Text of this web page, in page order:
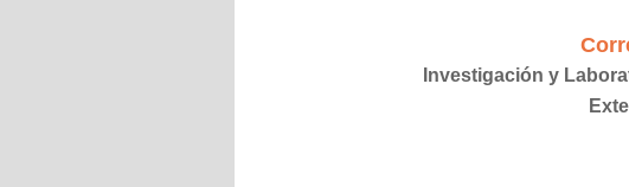
Investigación y